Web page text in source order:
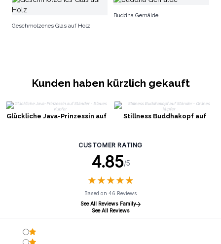
Geschmolzenes Glas auf Holz
Buddha Gemälde
Kunden haben kürzlich gekauft
Glückliche Java-Prinzessin auf
Stillness Buddhakopf auf
CUSTOMER RATING
4.85/5
★★★★★
★★★★★
Based on 46 Reviews
See All Reviews Family
See All Reviews